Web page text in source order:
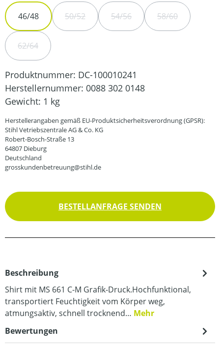
46/48 50/52(DIESE OPTION IST ZURZEIT NICHT
54/56(DIESE OPTION IST ZURZEIT
58/60(DIESE OPTION
62/64(DIESE OPTION IST ZURZEIT NICHT VERFÜGBAR.)
Produktnummer: DC-100010241
Herstellernummer: 0088 302 0148
Gewicht: 1 kg
Herstellerangaben gemäß EU-Produktsicherheitsverordnung (GPSR):
Stihl Vetriebszentrale AG & Co. KG
Robert-Bosch-Straße 13
64807 Dieburg
Deutschland
grosskundenbetreuung@stihl.de
BESTELLANFRAGE SENDEN
Beschreibung
Shirt mit MS 661 C-M Grafik-Druck.Hochfunktional,
transportiert Feuchtigkeit vom Körper weg,
atmungsaktiv, schnell trocknend… Mehr
Bewertungen